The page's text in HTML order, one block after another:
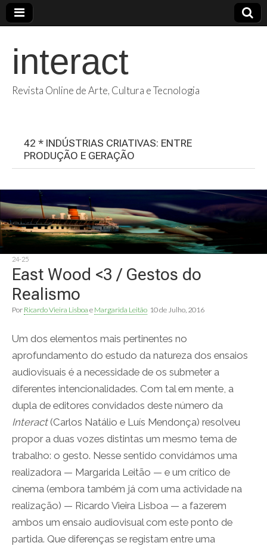
interact
Revista Online de Arte, Cultura e Tecnologia
42 * INDÚSTRIAS CRIATIVAS: ENTRE
PRODUÇÃO E GERAÇÃO
24-25
East Wood <3 / Gestos do
Realismo
Por Ricardo Vieira Lisboa e Margarida Leitão 10 de Julho, 2016
Um dos elementos mais pertinentes no
aprofundamento do estudo da natureza dos ensaios
audiovisuais é a necessidade de os submeter a
diferentes intencionalidades. Com tal em mente, a
dupla de editores convidados deste número da
Interact(Carlos Natálio e Luís Mendonça) resolveu
propor a duas vozes distintas um mesmo tema de
trabalho: o gesto. Nesse sentido convidámos uma
realizadora — Margarida Leitão — e um crítico de
cinema (embora também já com uma actividade na
realização) — Ricardo Vieira Lisboa — a fazerem
ambos um ensaio audiovisual com este ponto de
partida. Que diferenças se registam entre uma